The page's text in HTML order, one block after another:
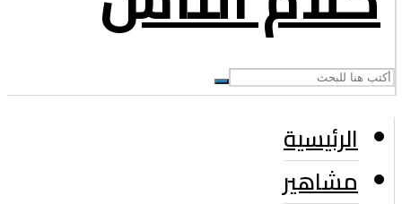
الرئيسية
مشاهير